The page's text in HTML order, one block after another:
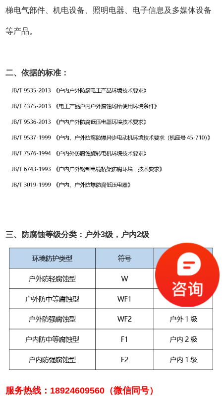
梯电气部件、机电设备、照明电器、电子信息及多媒体设备
等产品。
二、依据的标准：
三、防腐蚀等级分类：户外3级，户内2级
服务热线：18924609560（微信同号）